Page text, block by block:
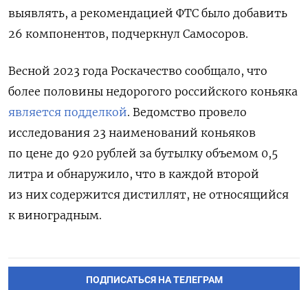
выявлять, а рекомендацией ФТС было добавить
26 компонентов, подчеркнул Самосоров.
Весной 2023 года Роскачество сообщало, что
более половины недорогого российского коньяка
является подделкой. Ведомство провело
исследования 23 наименований коньяков
по цене до 920 рублей за бутылку объемом 0,5
литра и обнаружило, что в каждой второй
из них содержится дистиллят, не относящийся
к виноградным.
ПОДПИСАТЬСЯ НА ТЕЛЕГРАМ